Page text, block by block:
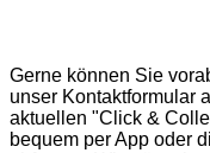
Gerne können Sie
unser Kontaktformular
aktuellen "Click &
bequem per App oder